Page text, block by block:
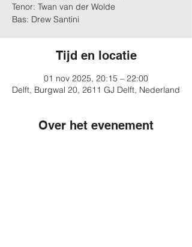
Tenor: Twan van der Wolde
Bas: Drew Santini
Tijd en locatie
01 nov 2025, 20:15 – 22:00
Delft, Burgwal 20, 2611 GJ Delft, Nederland
Over het evenement